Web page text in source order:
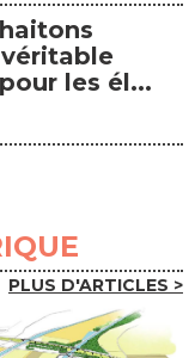
les él...
PLUS D'ARTICLES >